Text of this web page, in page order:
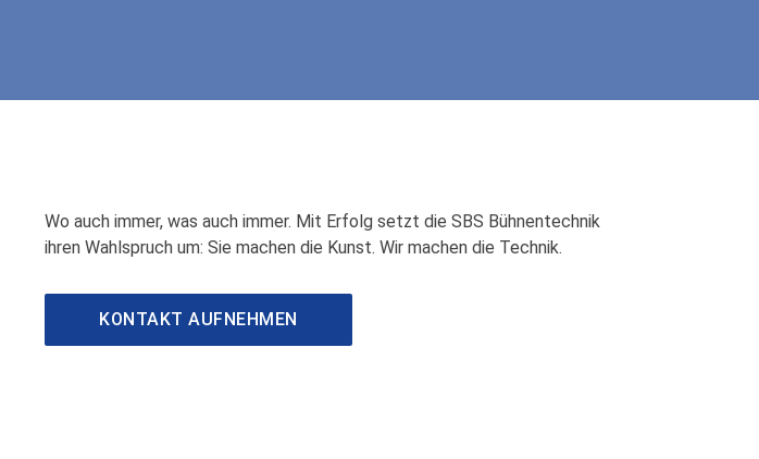
Wo auch immer, was auch immer. Mit Erfolg setzt die SBS Bühnentechnik
ihren Wahlspruch um: Sie machen die Kunst. Wir machen die Technik.
KONTAKT AUFNEHMEN